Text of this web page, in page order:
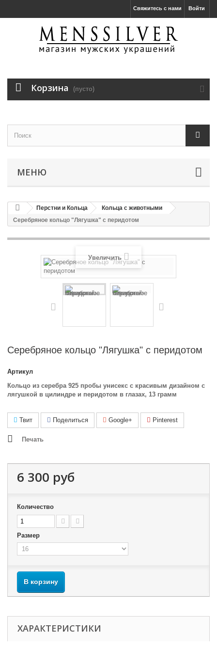
Войти
Свяжитесь с нами
Корзина (пусто)
МЕНЮ
Перстни и Кольца
Кольца с животными
Серебряное кольцо "Лягушка" с перидотом
Увеличить
Серебряное кольцо "Лягушка" с перидотом
Артикул
Кольцо из серебра 925 пробы унисекс с красивым дизайном с
лягушкой в цилиндре и перидотом в глазах, 13 грамм
Твит Поделиться Google+ Pinterest
Печать
6 300 руб
Количество
Размер
В корзину
ХАРАКТЕРИСТИКИ